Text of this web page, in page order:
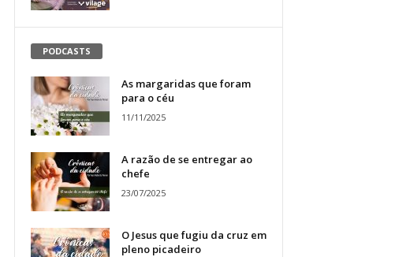
PODCASTS
As margaridas que foram
para o céu
11/11/2025
A razão de se entregar ao
chefe
23/07/2025
O Jesus que fugiu da cruz em
pleno picadeiro